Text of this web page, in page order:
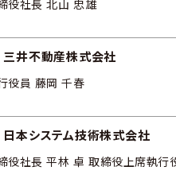
役社長 北山 忠雄
三井不動産株式会社
役員 藤岡 千春
日本システム技術株式会社
役社長 平林 卓 取締役上席執行